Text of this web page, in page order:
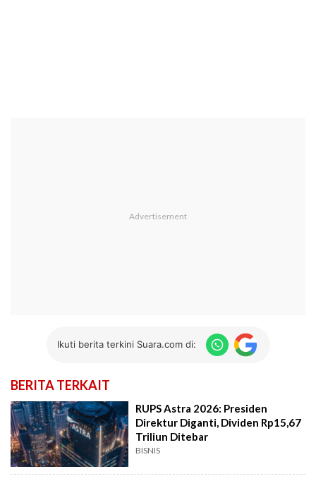
Ikuti berita terkini Suara.com di:
BERITA TERKAIT
RUPS Astra 2026: Presiden
Direktur Diganti, Dividen Rp15,67
Triliun Ditebar
BISNIS